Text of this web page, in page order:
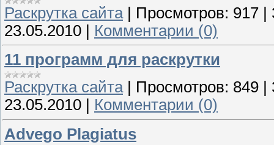
Раскрутка сайта | Просмотров: 917 |
23.05.2010 | Комментарии (0)
11 программ для раскрутки
Раскрутка сайта| Просмотров: 849
23.05.2010
Комментарии (0)
Advego Plagiatus